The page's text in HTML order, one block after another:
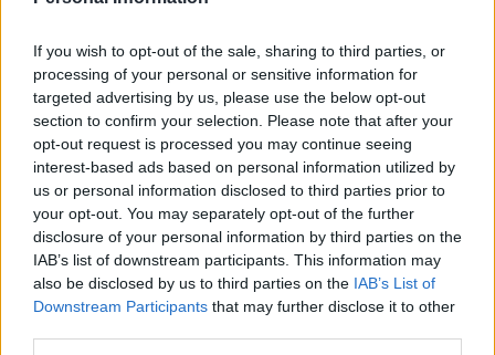
If you wish to opt-out of the sale, sharing to third parties, or
processing of your personal or sensitive information for
targeted advertising by us, please use the below opt-out
section to confirm your selection. Please note that after your
opt-out request is processed you may continue seeing
interest-based ads based on personal information utilized by
us or personal information disclosed to third parties prior to
your opt-out. You may separately opt-out of the further
disclosure of your personal information by third parties on the
IAB’s list of downstream participants. This information may
also be disclosed by us to third parties on the IAB’s List of
Downstream Participants that may further disclose it to other
Dosyć obife plamienie w czasie owulacji
Dzień dobry. Czy normalne jest obfite plamienie
w czasie owulacji? Niby jestem w okresie
owulacji, a dziś rano wyszedł ze mnie spory
skrzep krwi i plamie cały czas świeżą krwią.
Czuję w macicy lekkie pieczenie i zastanawiam
się co robić. Nigdy nie miałam takiej sytuacji.
Proszę o poradę na co zwrócić uwagę i czy jest
potrzeba jechacnia do lekarza. 25.05 miałam
wizytę u ginekologa, gdzie robione było również
USG i wszystkie badania były ok.
Forum:Ginekologia - specjalista radzi, dla
pacjentki
gość